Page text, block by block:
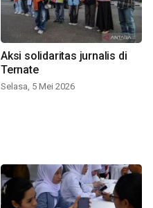
Aksi solidaritas jurnalis di
Ternate
Selasa, 5 Mei 2026